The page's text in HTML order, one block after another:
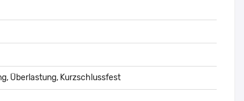
Überlastung, Kurzschlussfest